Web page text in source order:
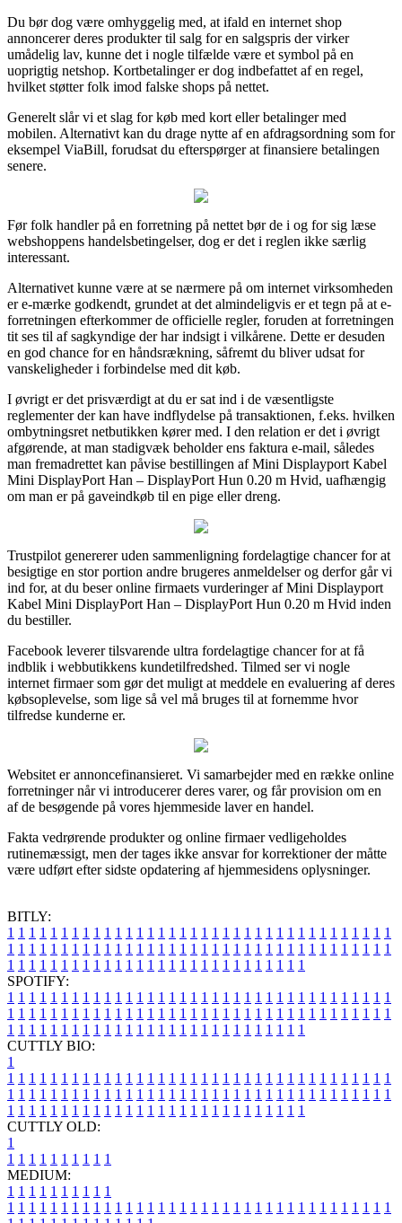
Du bør dog være omhyggelig med, at ifald en internet shop
annoncerer deres produkter til salg for en salgspris der virker
umådelig lav, kunne det i nogle tilfælde være et symbol på en
uoprigtig netshop. Kortbetalinger er dog indbefattet af en regel,
hvilket støtter folk imod falske shops på nettet.
Generelt slår vi et slag for køb med kort eller betalinger med
mobilen. Alternativt kan du drage nytte af en afdragsordning som for
eksempel ViaBill, forudsat du efterspørger at finansiere betalingen
senere.
Før folk handler på en forretning på nettet bør de i og for sig læse
webshoppens handelsbetingelser, dog er det i reglen ikke særlig
interessant.
Alternativet kunne være at se nærmere på om internet virksomheden
er e-mærke godkendt, grundet at det almindeligvis er et tegn på at e-
forretningen efterkommer de officielle regler, foruden at forretningen
tit ses til af sagkyndige der har indsigt i vilkårene. Dette er desuden
en god chance for en håndsrækning, såfremt du bliver udsat for
vanskeligheder i forbindelse med dit køb.
I øvrigt er det prisværdigt at du er sat ind i de væsentligste
reglementer der kan have indflydelse på transaktionen, f.eks. hvilken
ombytningsret netbutikken kører med. I den relation er det i øvrigt
afgørende, at man stadigvæk beholder ens faktura e-mail, således
man fremadrettet kan påvise bestillingen af Mini Displayport Kabel
Mini DisplayPort Han – DisplayPort Hun 0.20 m Hvid, uafhængig
om man er på gaveindkøb til en pige eller dreng.
Trustpilot genererer uden sammenligning fordelagtige chancer for at
besigtige en stor portion andre brugeres anmeldelser og derfor går vi
ind for, at du beser online firmaets vurderinger af Mini Displayport
Kabel Mini DisplayPort Han – DisplayPort Hun 0.20 m Hvid inden
du bestiller.
Facebook leverer tilsvarende ultra fordelagtige chancer for at få
indblik i webbutikkens kundetilfredshed. Tilmed ser vi nogle
internet firmaer som gør det muligt at meddele en evaluering af deres
købsoplevelse, som lige så vel må bruges til at fornemme hvor
tilfredse kunderne er.
Websitet er annoncefinansieret. Vi samarbejder med en række online
forretninger når vi introducerer deres varer, og får provision om en
af de besøgende på vores hjemmeside laver en handel.
Fakta vedrørende produkter og online firmaer vedligeholdes
rutinemæssigt, men der tages ikke ansvar for korrektioner der måtte
være udført efter sidste opdatering af hjemmesidens oplysninger.
BITLY:
1 1 1 1 1 1 1 1 1 1 1 1 1 1 1 1 1 1 1 1 1 1 1 1 1 1 1 1 1 1 1 1 1 1 1 1
1 1 1 1 1 1 1 1 1 1 1 1 1 1 1 1 1 1 1 1 1 1 1 1 1 1 1 1 1 1 1 1 1 1 1 1
1 1 1 1 1 1 1 1 1 1 1 1 1 1 1 1 1 1 1 1 1 1 1 1 1 1 1 1
SPOTIFY:
1 1 1 1 1 1 1 1 1 1 1 1 1 1 1 1 1 1 1 1 1 1 1 1 1 1 1 1 1 1 1 1 1 1 1 1
1 1 1 1 1 1 1 1 1 1 1 1 1 1 1 1 1 1 1 1 1 1 1 1 1 1 1 1 1 1 1 1 1 1 1 1
1 1 1 1 1 1 1 1 1 1 1 1 1 1 1 1 1 1 1 1 1 1 1 1 1 1 1 1
CUTTLY BIO:
1
1 1 1 1 1 1 1 1 1 1 1 1 1 1 1 1 1 1 1 1 1 1 1 1 1 1 1 1 1 1 1 1 1 1 1 1
1 1 1 1 1 1 1 1 1 1 1 1 1 1 1 1 1 1 1 1 1 1 1 1 1 1 1 1 1 1 1 1 1 1 1 1
1 1 1 1 1 1 1 1 1 1 1 1 1 1 1 1 1 1 1 1 1 1 1 1 1 1 1 1
CUTTLY OLD:
1
1 1 1 1 1 1 1 1 1 1
MEDIUM:
1 1 1 1 1 1 1 1 1 1
1 1 1 1 1 1 1 1 1 1 1 1 1 1 1 1 1 1 1 1 1 1 1 1 1 1 1 1 1 1 1 1 1 1 1 1